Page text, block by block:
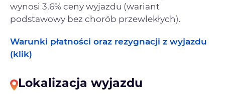
wynosi 3,6% ceny wyjazdu (wariant
podstawowy bez chorób przewlekłych).
Warunki płatności oraz rezygnacji z wyjazdu
(klik)
Lokalizacja wyjazdu